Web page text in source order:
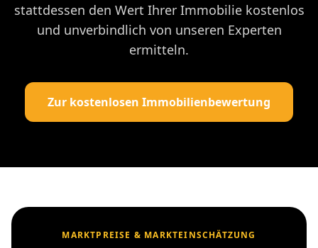
stattdessen den Wert Ihrer Immobilie kostenlos
und unverbindlich von unseren Experten
ermitteln.
Zur kostenlosen Immobilienbewertung
MARKTPREISE & MARKTEINSCHÄTZUNG